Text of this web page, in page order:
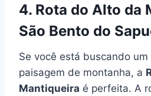
4. Rota do Alto da
São Bento do
Se você está buscando
paisagem de montanha, a
Mantiqueira é perfeita. A